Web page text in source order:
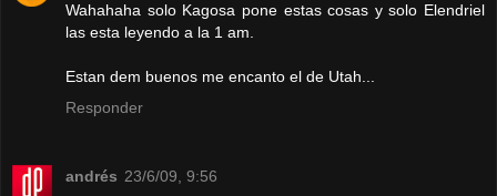
Wahahaha solo Kagosa pone estas cosas y solo Elendriel
las esta leyendo a la 1 am.
Estan dem buenos me encanto el de Utah...
Responder
andrés 23/6/09, 9:56